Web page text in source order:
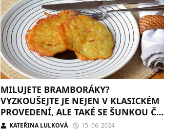
MILUJETE BRAMBORÁKY?
VYZKOUŠEJTE JE NEJEN V KLASICKÉM
PROVEDENÍ, ALE TAKÉ SE ŠUNKOU ČI
MEDEM
KATEŘINA LULKOVÁ 15. 06. 2024